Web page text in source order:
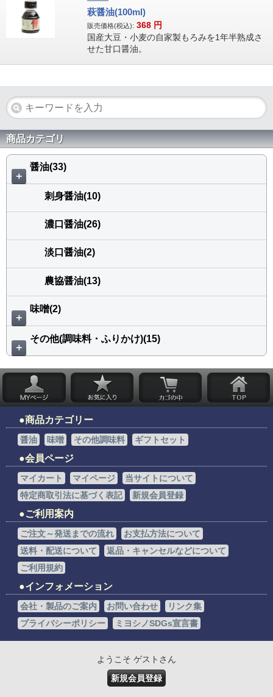
萩醤油(100ml)
販売価格(税込): 368 円
国産大豆・小麦の自家製もろみを1年半熟成さ
せた甘口醤油。
商品カテゴリ
＋
醤油(33)
刺身醤油(10)
濃口醤油(26)
淡口醤油(2)
農協醤油(13)
＋
味噌(2)
＋
その他(調味料・ふりかけ)(15)
商品カテゴリー
醤油 味噌 その他調味料 ギフトセット
会員ページ
マイカート マイページ
当サイトについて
特定商取引法に基づく表記
新規会員登録
ご利用案内
ご注文～発送までの流れ
お支払方法について
送料・配送について
返品・キャンセルなどについて
ご利用規約
インフォメーション
会社・製品のご案内 お問い合わせ
リンク集
プライバシーポリシー
ミヨシノSDGs宣言書
ようこそ ゲストさん
新規会員登録